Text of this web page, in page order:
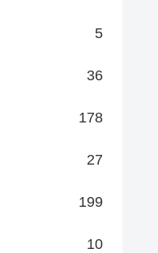
5
36
178
27
199
10